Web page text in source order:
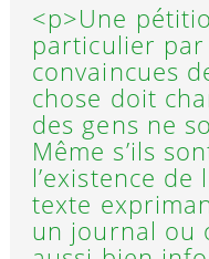
<p>Une
particulier
convaincues
chose doit
des gens ne
Même s’ils
l’existence
texte
un journal ou